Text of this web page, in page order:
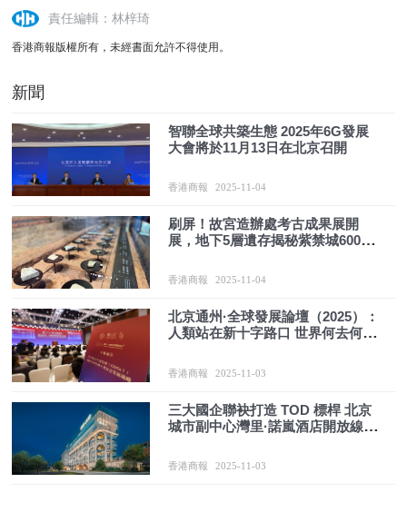
責任編輯：林梓琦
香港商報版權所有，未經書面允許不得使用。
新聞
智聯全球共築生態 2025年6G發展
大會將於11月13日在北京召開
香港商報 2025-11-04
刷屏！故宮造辦處考古成果展開
展，地下5層遺存揭秘紫禁城600年
香港商報 2025-11-04
北京通州·全球發展論壇（2025）：
人類站在新十字路口 世界何去何
香港商報 2025-11-03
三大國企聯袂打造 TOD 標桿 北京
城市副中心灣里·諾嵐酒店開放線上
香港商報 2025-11-03